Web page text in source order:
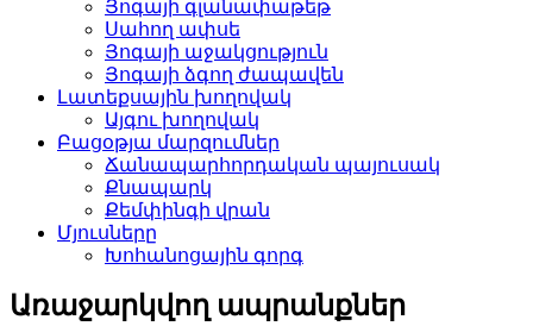
Յոգայի գլանափաթեթ
Սահող ափսե
Յոգայի աջակցություն
Յոգայի ձգող ժապավեն
Լատեքսային խողովակ
Այգու խողովակ
Բացօթյա մարզումներ
Ճանապարհորդական պայուսակ
Քնապարկ
Քեմփինգի վրան
Մյուսները
Խոհանոցային գորգ
Առաջարկվող ապրանքներ